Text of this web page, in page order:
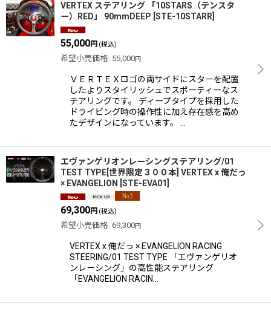
VERTEX ステアリング 「10STARS（テンスタ
ー）RED」 90mmDEEP STE-10STARR
55,000円 (税込)
希望小売価格: 55,000円
ＶＥＲＴＥＸロゴの両サイドにスターを配置
したよりスタイリッシュでスポーティーなス
テアリングです。 ディープタイプを採用した
ドライビング時の操作性に加え存在感を高め
たデザインになっています。 …
エヴァンゲリオンレーシングステアリング/01
TEST TYPE[世界限定３００本] VERTEX x 俺だっ
× EVANGELION
STE-EVA01
69,300円 (税込)
希望小売価格: 69,300円
VERTEX x 俺だっ × EVANGELION RACING
STEERING/01 TEST TYPE 「エヴァンゲリオ
ンレーシング」の高性能ステアリング
「EVANGELION RACIN…